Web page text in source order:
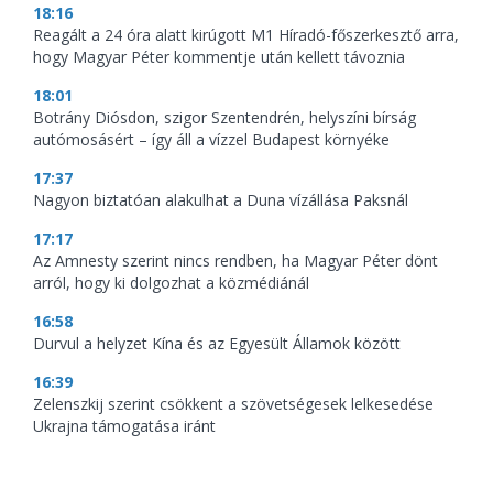
18:16
Reagált a 24 óra alatt kirúgott M1 Híradó-főszerkesztő arra,
hogy Magyar Péter kommentje után kellett távoznia
18:01
Botrány Diósdon, szigor Szentendrén, helyszíni bírság
autómosásért – így áll a vízzel Budapest környéke
17:37
Nagyon biztatóan alakulhat a Duna vízállása Paksnál
17:17
Az Amnesty szerint nincs rendben, ha Magyar Péter dönt
arról, hogy ki dolgozhat a közmédiánál
16:58
Durvul a helyzet Kína és az Egyesült Államok között
16:39
Zelenszkij szerint csökkent a szövetségesek lelkesedése
Ukrajna támogatása iránt